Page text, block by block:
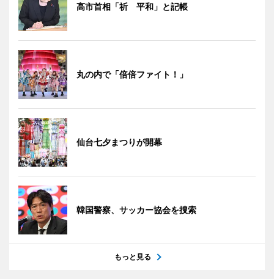
高市首相「祈 平和」と記帳
丸の内で「倍倍ファイト！」
仙台七夕まつりが開幕
韓国警察、サッカー協会を捜索
もっと見る